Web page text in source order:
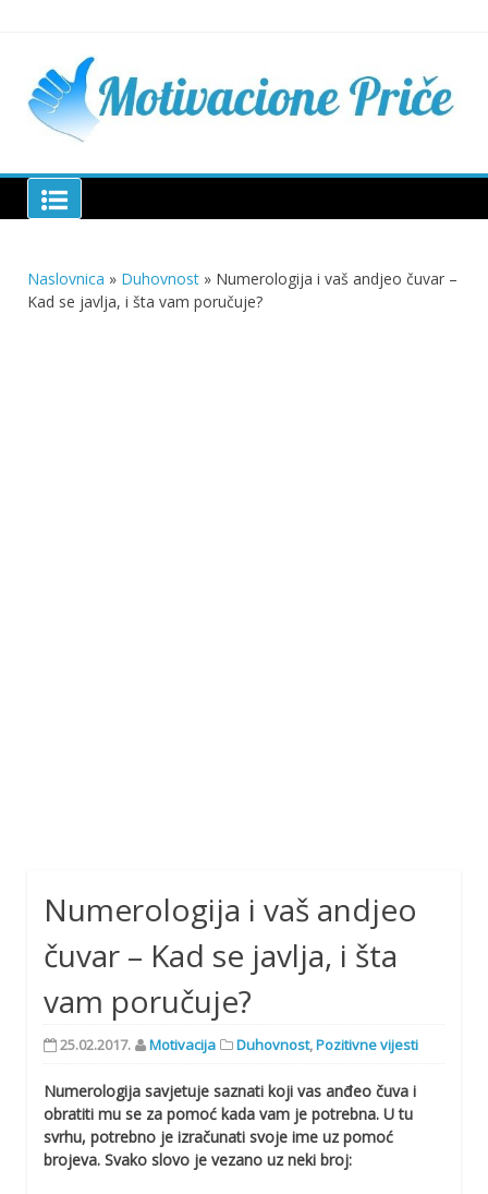
Motivacione Priče
Naslovnica » Duhovnost » Numerologija i vaš andjeo čuvar –
Kad se javlja, i šta vam poručuje?
Numerologija i vaš andjeo
čuvar – Kad se javlja, i šta
vam poručuje?
25.02.2017. Motivacija Duhovnost,Pozitivne vijesti
Numerologija savjetuje saznati koji vas anđeo čuva i
obratiti mu se za pomoć kada vam je potrebna. U tu
svrhu, potrebno je izračunati svoje ime uz pomoć
brojeva. Svako slovo je vezano uz neki broj: